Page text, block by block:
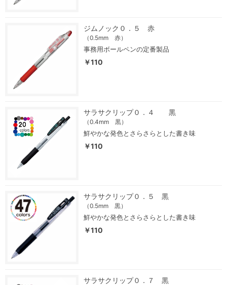
ジムノック０．５ 赤
（0.5mm 赤）
事務用ボールペンの定番製品
￥110
サラサクリップ０．４ 黒
（0.4mm 黒）
鮮やかな発色とさらさらとした書き味
￥110
サラサクリップ０．５ 黒
（0.5mm 黒）
鮮やかな発色とさらさらとした書き味
￥110
サラサクリップ０．７ 黒